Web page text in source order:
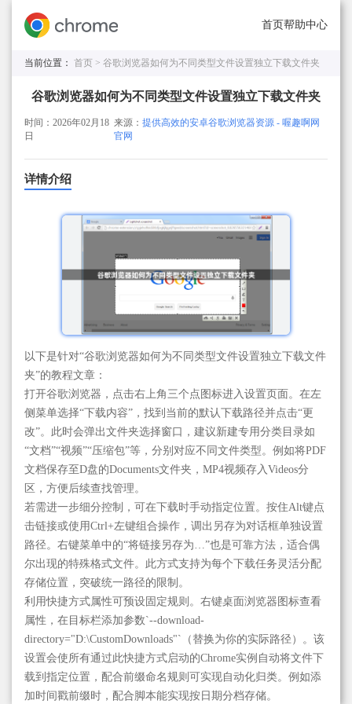
首页帮助中心
当前位置： 首页 > 谷歌浏览器如何为不同类型文件设置独立下载文件夹
谷歌浏览器如何为不同类型文件设置独立下载文件夹
时间：2026年02月18
日
来源：提供高效的安卓谷歌浏览器资源 - 喔趣啊网
官网
详情介绍
以下是针对“谷歌浏览器如何为不同类型文件设置独立下载文件
夹”的教程文章：
打开谷歌浏览器，点击右上角三个点图标进入设置页面。在左
侧菜单选择“下载内容”，找到当前的默认下载路径并点击“更
改”。此时会弹出文件夹选择窗口，建议新建专用分类目录如
“文档”“视频”“压缩包”等，分别对应不同文件类型。例如将PDF
文档保存至D盘的Documents文件夹，MP4视频存入Videos分
区，方便后续查找管理。
若需进一步细分控制，可在下载时手动指定位置。按住Alt键点
击链接或使用Ctrl+左键组合操作，调出另存为对话框单独设置
路径。右键菜单中的“将链接另存为…”也是可靠方法，适合偶
尔出现的特殊格式文件。此方式支持为每个下载任务灵活分配
存储位置，突破统一路径的限制。
利用快捷方式属性可预设固定规则。右键桌面浏览器图标查看
属性，在目标栏添加参数`--download-
directory="D:\CustomDownloads"`（替换为你的实际路径）。该
设置会使所有通过此快捷方式启动的Chrome实例自动将文件下
载到指定位置，配合前缀命名规则可实现自动化归类。例如添
加时间戳前缀时，配合脚本能实现按日期分档存储。